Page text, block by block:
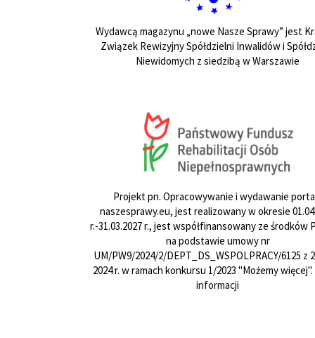
Wydawcą magazynu „nowe Nasze Sprawy” jest
Związek Rewizyjny Spółdzielni Inwalidów i
Niewidomych z siedzibą w Warszawie
Projekt pn. Opracowywanie i wydawanie
naszesprawy.eu, jest realizowany w okresie
r.-31.03.2027 r., jest współfinansowany ze środków
na podstawie umowy nr
UM/PW9/2024/2/DEPT_DS_WSPOLPRACY/6125 z
2024 r. w ramach konkursu 1/2023 "Możemy więcej".
informacji